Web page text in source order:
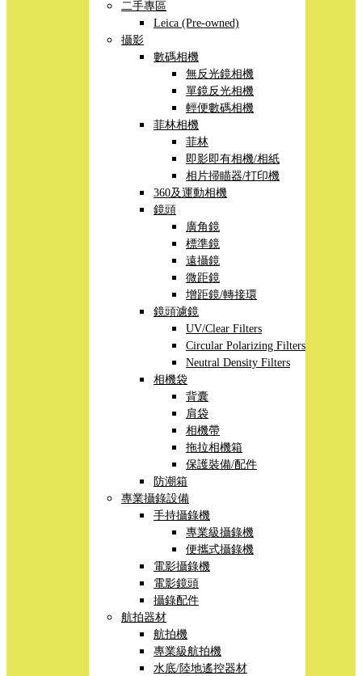
二手專區
Leica (Pre-owned)
攝影
數碼相機
無反光鏡相機
單鏡反光相機
輕便數碼相機
菲林相機
菲林
即影即有相機/相紙
相片掃瞄器/打印機
360及運動相機
鏡頭
廣角鏡
標準鏡
遠攝鏡
微距鏡
增距鏡/轉接環
鏡頭濾鏡
UV/Clear Filters
Circular Polarizing Filters
Neutral Density Filters
相機袋
背囊
肩袋
相機帶
拖拉相機箱
保護裝備/配件
防潮箱
專業攝錄設備
手持攝錄機
專業級攝錄機
便攜式攝錄機
電影攝錄機
電影鏡頭
攝錄配件
航拍器材
航拍機
專業級航拍機
水底/陸地遙控器材